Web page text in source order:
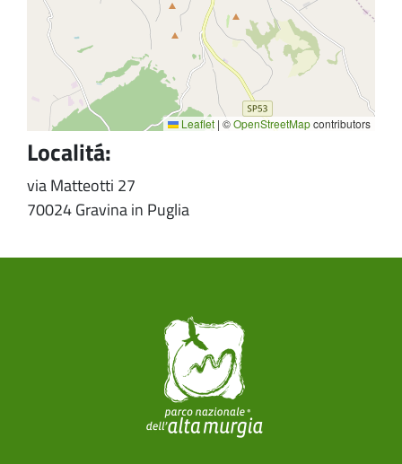
Leaflet | ©OpenStreetMapcontributors
Localitá:
via Matteotti 27
70024 Gravina in Puglia